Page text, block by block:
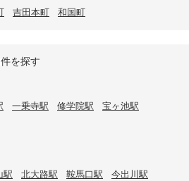
吉田本町 和国町
を探す
一乗寺駅 修学院駅
宝ヶ池駅
駅 北大路駅 鞍馬口駅
今出川駅